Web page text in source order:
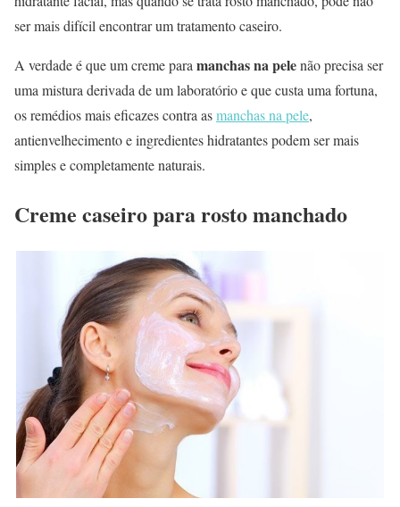
ser mais difícil encontrar um tratamento caseiro.
A verdade é que um creme paramanchas na pelenão precisa ser
uma mistura derivada de um laboratório e que custa uma fortuna,
os remédios mais eficazes contra asmanchas na pele,
antienvelhecimento e ingredientes hidratantes podem ser mais
simples e completamente naturais.
Creme caseiro para rosto manchado